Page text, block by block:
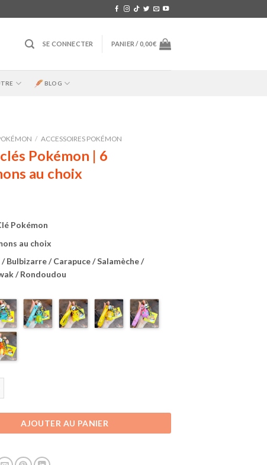
SE CONNECTER PANIER /0,00€
BLOG
/ ACCESSOIRES POKÉMON
Pokémon | 6
au choix
Pokémon
au choix
/ Bulbizarre / Carapuce / Salamèche /
/ Rondoudou
AJOUTER AU PANIER